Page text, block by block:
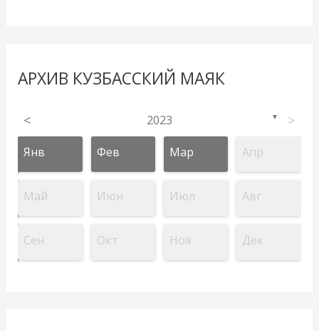
АРХИВ КУЗБАССКИЙ МАЯК
< 2023 ▼ >
Янв Фев Мар Апр
Май Июн Июл Авг
Сен Окт Ноя Дек